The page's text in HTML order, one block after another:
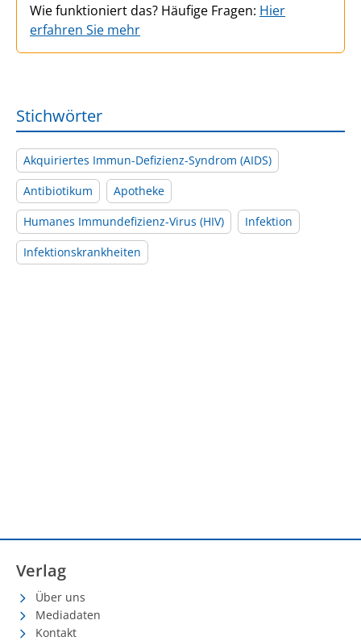
Wie funktioniert das? Häufige Fragen: Hier
erfahren Sie mehr
Stichwörter
Akquiriertes Immun-Defizienz-Syndrom (AIDS)
Antibiotikum
Apotheke
Humanes Immundefizienz-Virus (HIV)
Infektion
Infektionskrankheiten
Verlag
Über uns
Mediadaten
Kontakt